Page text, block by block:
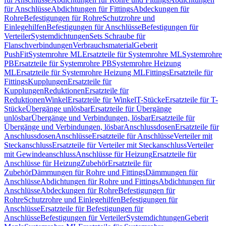
für AnschlüsseAbdichtungen für FittingsAbdeckungen für
RohreBefestigungen für RohreSchutzrohre und
EinlegehilfenBefestigungen für AnschlüsseBefestigungen für
VerteilerSystemdichtungenSets Schraube für
FlanschverbindungenVerbrauchsmaterialGeberit
PushFitSystemrohre MLErsatzteile für Systemrohre MLSystemrohre
PBErsatzteile für Systemrohre PBSystemrohre Heizung
MLErsatzteile für Systemrohre Heizung MLFittingsErsatzteile für
FittingsKupplungenErsatzteile für
KupplungenReduktionenErsatzteile für
ReduktionenWinkelErsatzteile für WinkelT-StückeErsatzteile für T-
StückeÜbergänge unlösbarErsatzteile für Übergänge
unlösbarÜbergänge und Verbindungen, lösbarErsatzteile für
Übergänge und Verbindungen, lösbarAnschlussdosenErsatzteile für
AnschlussdosenAnschlüsseErsatzteile für AnschlüsseVerteiler mit
SteckanschlussErsatzteile für Verteiler mit SteckanschlussVerteiler
mit GewindeanschlussAnschlüsse für HeizungErsatzteile für
Anschlüsse für HeizungZubehörErsatzteile für
ZubehörDämmungen für Rohre und FittingsDämmungen für
AnschlüsseAbdichtungen für Rohre und FittingsAbdichtungen für
AnschlüsseAbdeckungen für RohreBefestigungen für
RohreSchutzrohre und EinlegehilfenBefestigungen für
AnschlüsseErsatzteile für Befestigungen für
AnschlüsseBefestigungen für VerteilerSystemdichtungenGeberit